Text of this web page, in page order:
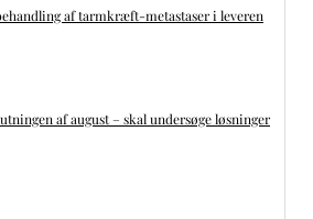
af tarmkræft-metastaser i leveren
af august – skal undersøge løsninger